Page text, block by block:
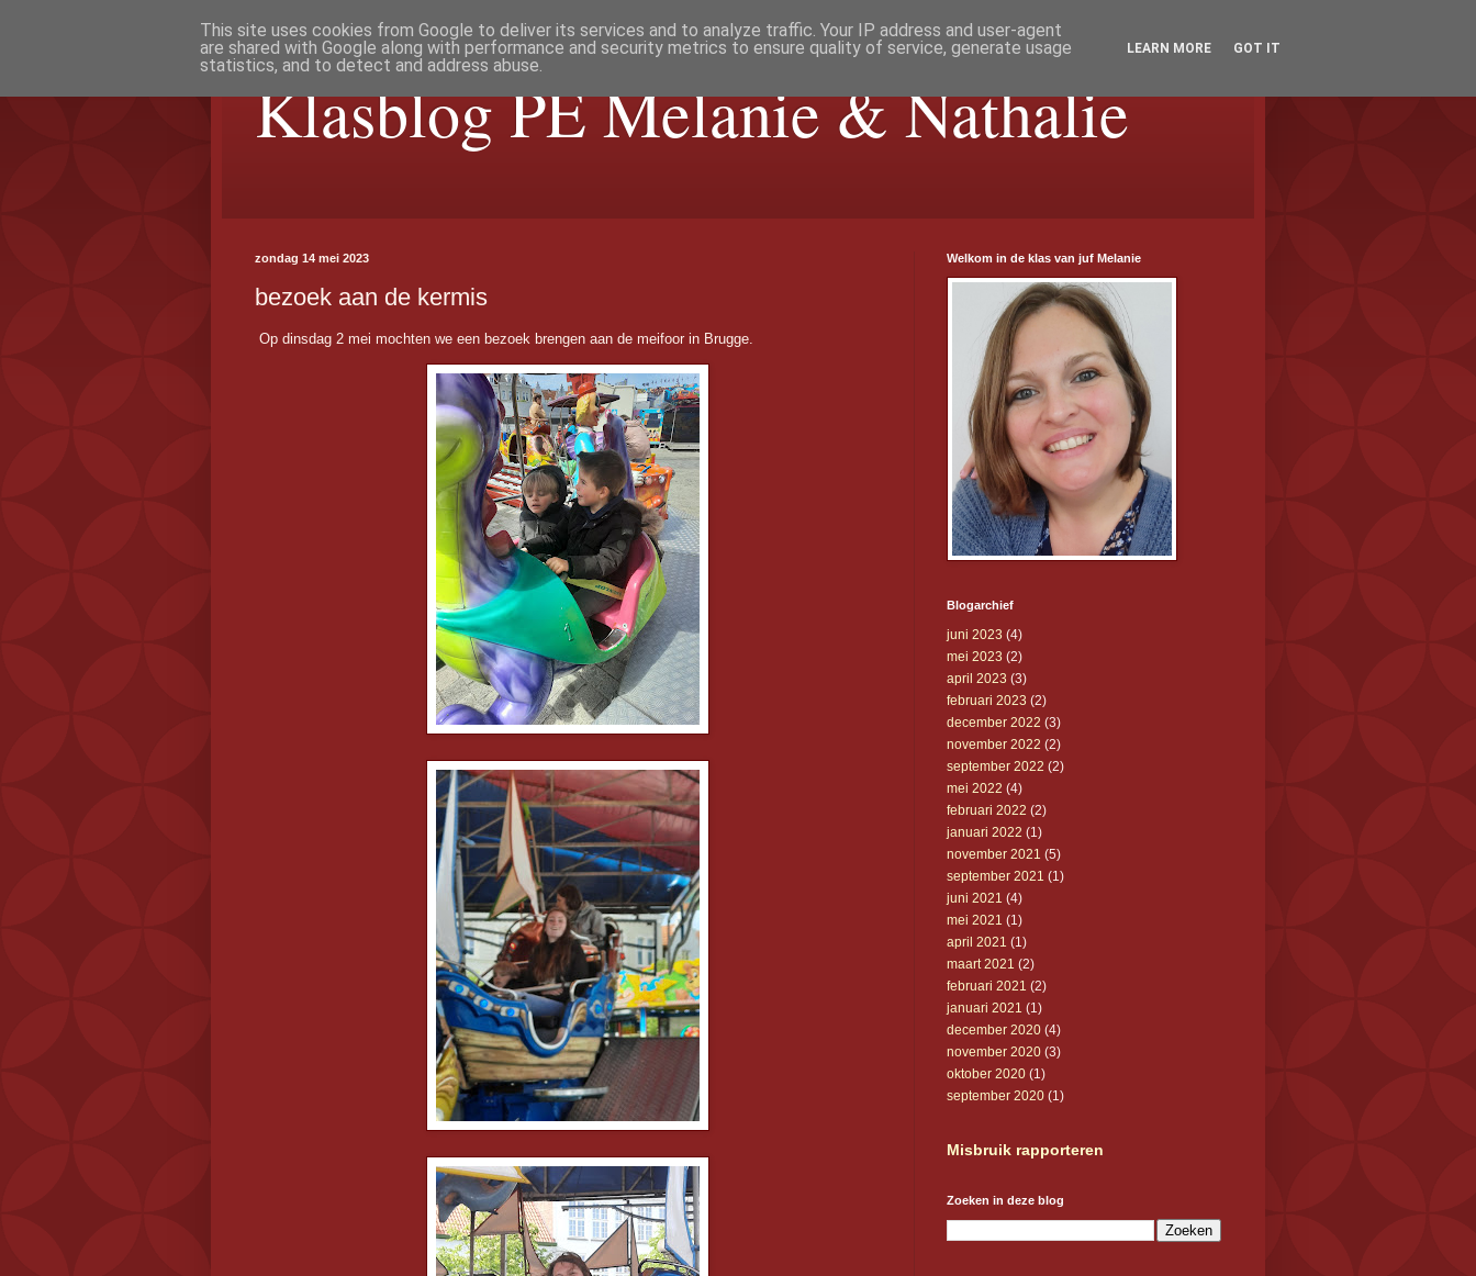
Klasblog PE Melanie & Nathalie
zondag 14 mei 2023
bezoek aan de kermis
Op dinsdag 2 mei mochten we een bezoek brengen aan de meifoor in Brugge.
Welkom in de klas van juf Melanie
Blogarchief
juni 2023 (4)
mei 2023 (2)
april 2023 (3)
februari 2023 (2)
december 2022 (3)
november 2022 (2)
september 2022 (2)
mei 2022 (4)
februari 2022 (2)
januari 2022 (1)
november 2021 (5)
september 2021 (1)
juni 2021 (4)
mei 2021 (1)
april 2021 (1)
maart 2021 (2)
februari 2021 (2)
januari 2021 (1)
december 2020 (4)
november 2020 (3)
oktober 2020 (1)
september 2020 (1)
Misbruik rapporteren
Zoeken in deze blog
This site uses cookies from Google to deliver its services and to analyze traffic. Your IP address and user-agent
are shared with Google along with performance and security metrics to ensure quality of service, generate usage
statistics, and to detect and address abuse.
LEARN MORE GOT IT